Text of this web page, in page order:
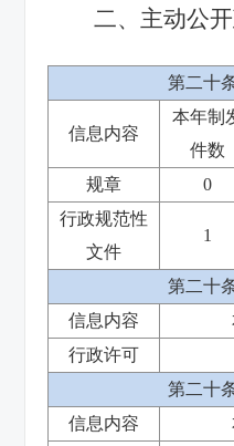
二、主动公
第二十
信息内容
本年制
件数
规章
0
行政规范性
文件
1
第二十
信息内容
行政许可
第二十
信息内容